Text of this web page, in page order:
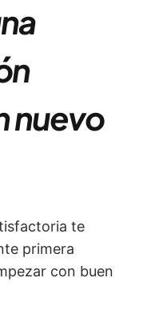
nuevo
te
primera
con buen